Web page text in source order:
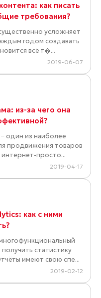
как писать
требования?
усложняет
годом создавать
всё т�...
2019-06-07
из-за чего она
один из наиболее
продвижения товаров
интернет-просто...
2019-04-17
как с ними
статистику
имеют свою спе...
2019-02-12